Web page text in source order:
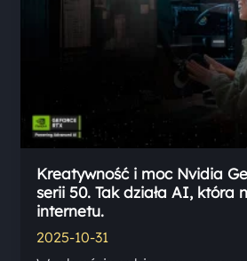
Kreatywność i moc Nvidia
serii 50. Tak działa AI, która
internetu.
2025-10-31